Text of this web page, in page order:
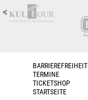
<
BARRIEREFREIHEIT
TERMINE
TICKETSHOP
STARTSEITE